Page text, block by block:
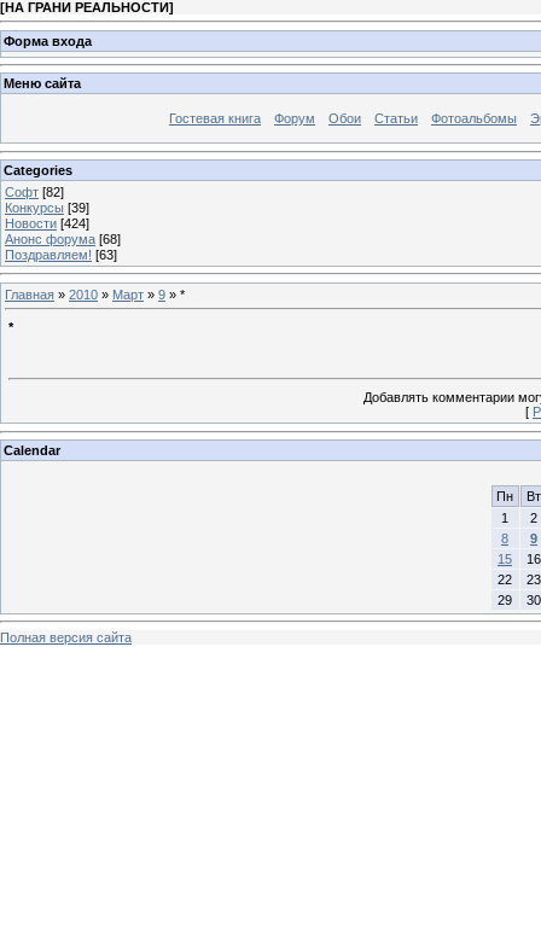
[НА ГРАНИ РЕАЛЬНОСТИ]
Форма входа
Меню сайта
Гостевая книга Форум Обои Статьи Фотоальбомы
Categories
Софт [82]
Конкурсы [39]
Новости [424]
Анонс форума [68]
Поздравляем! [63]
Главная » 2010 » Март » 9 » *
*
Добавлять комментарии
[
Calendar
Пн
Вт
1
2
8
9
15
16
22
23
29
30
Полная версия сайта